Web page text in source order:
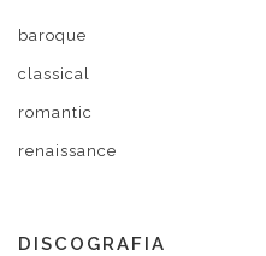
baroque
classical
romantic
renaissance
DISCOGRAFIA